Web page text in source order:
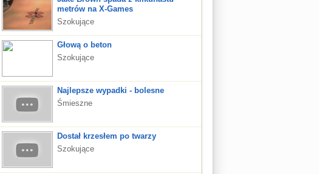
metrów na X-Games
Szokujące
Głową o beton
Szokujące
Najlepsze wypadki - bolesne
Śmieszne
Dostał krzesłem po twarzy
Szokujące